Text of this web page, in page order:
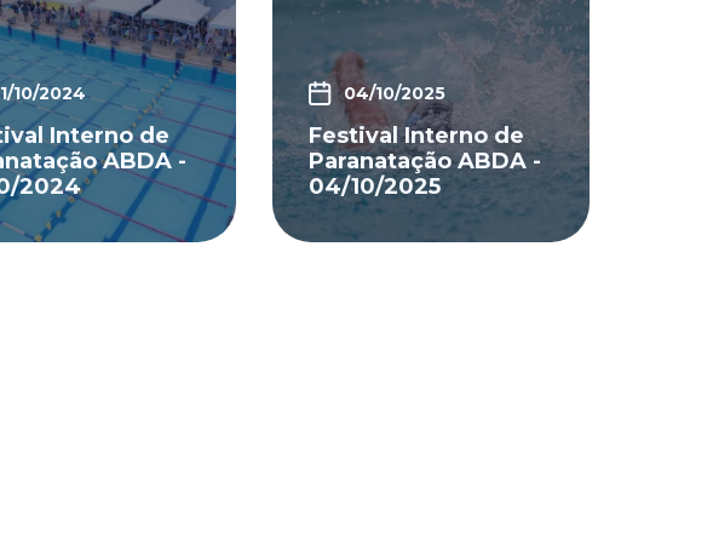
10/2024
Interno de
ABDA -
2024
04/10/2025
Festival Interno de
Paranatação ABDA -
04/10/2025